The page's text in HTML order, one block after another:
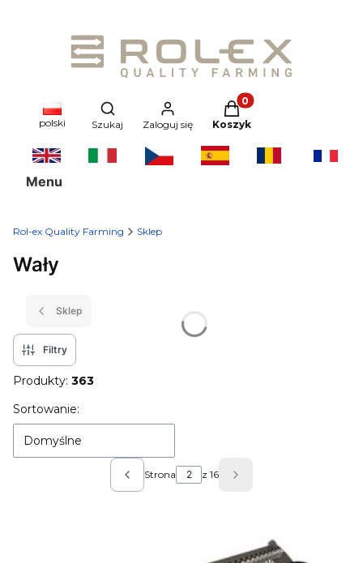
polski
Otwórz wyszukiwarkę
Szukaj Zaloguj się
Produkty w koszyku:
Koszyk
Menu
Rol-ex Quality Farming Sklep
Wały
Sklep
Filtry
Produkty: 363
Lista produktów
Sortowanie:
Domyślne
Poprzednie produkty
Strona z 16 Następne produkty